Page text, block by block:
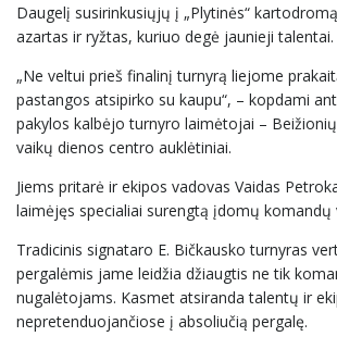
Daugelį susirinkusiųjų į „Plytinės“
azartas ir ryžtas, kuriuo degė jaunieji talentai.
„Ne veltui prieš finalinį turnyrą liejome
pastangos atsipirko su kaupu“, – kopdami
pakylos kalbėjo turnyro laimėtojai –
vaikų dienos centro auklėtiniai.
Jiems pritarė ir ekipos vadovas Vaidas
laimėjęs specialiai surengtą įdomų komandų
Tradicinis signataro E. Bičkausko turnyras
pergalėmis jame leidžia džiaugtis ne tik
nugalėtojams. Kasmet atsiranda talentų ir
nepretenduojančiose į absoliučią pergalę.